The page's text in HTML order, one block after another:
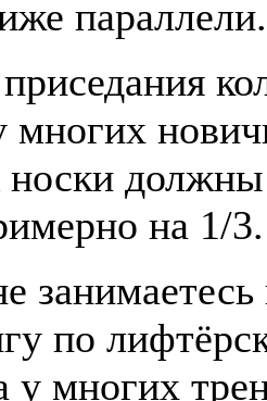
параллели.
на 1/3.
по
у многих